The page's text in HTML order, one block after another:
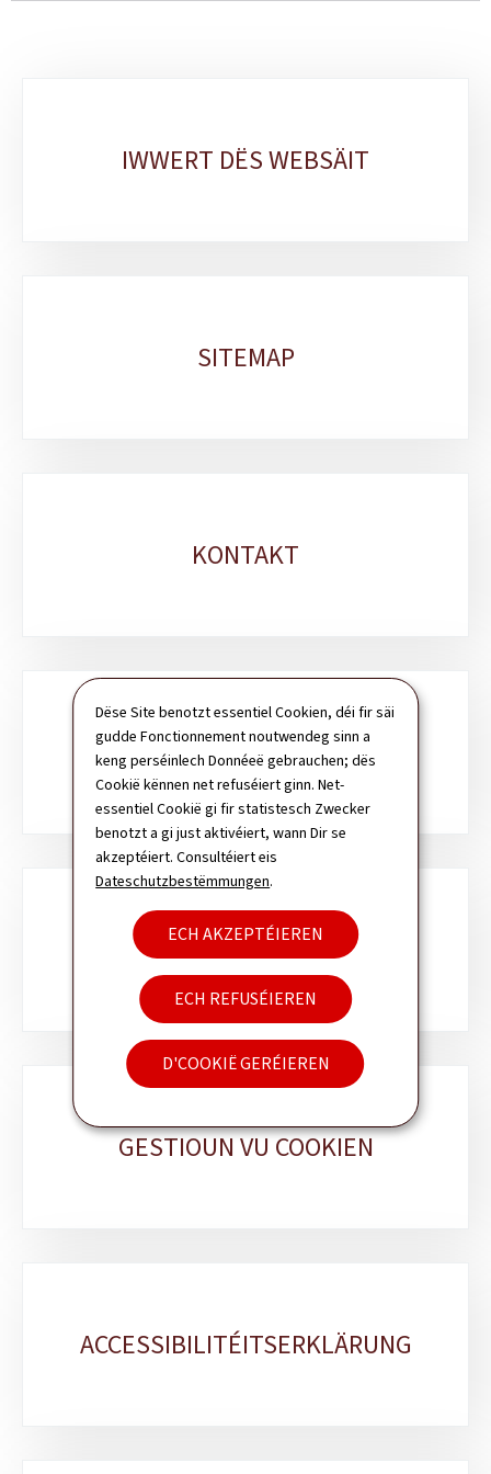
Dëse Site benotzt essentiel Cookien, déi fir säi
gudde Fonctionnement noutwendeg sinn a
keng perséinlech Donnéeë gebrauchen; dës
Cookië kënnen net refuséiert ginn. Net-
essentiel Cookië gi fir statistesch Zwecker
benotzt a gi just aktivéiert, wann Dir se
akzeptéiert. Consultéiert eis
Dateschutzbestëmmungen.
ECH AKZEPTÉIEREN
ECH REFUSÉIEREN
D'COOKIË GERÉIEREN
IWWERT DËS WEBSÄIT
SITEMAP
KONTAKT
SICH
NEWSLETTER
GESTIOUN VU COOKIEN
ACCESSIBILITÉITSERKLÄRUNG